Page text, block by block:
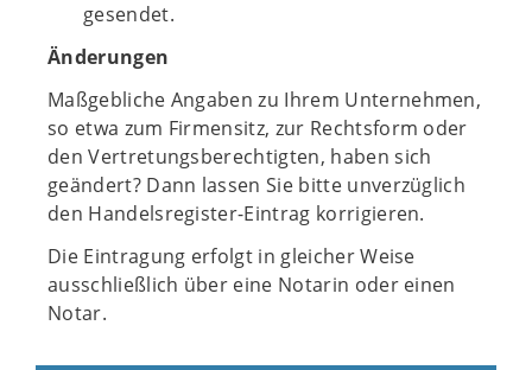
gesendet.
Änderungen
Maßgebliche Angaben zu Ihrem Unternehmen,
so etwa zum Firmensitz, zur Rechtsform oder
den Vertretungsberechtigten, haben sich
geändert? Dann lassen Sie bitte unverzüglich
den Handelsregister-Eintrag korrigieren.
Die Eintragung erfolgt in gleicher Weise
ausschließlich über eine Notarin oder einen
Notar.